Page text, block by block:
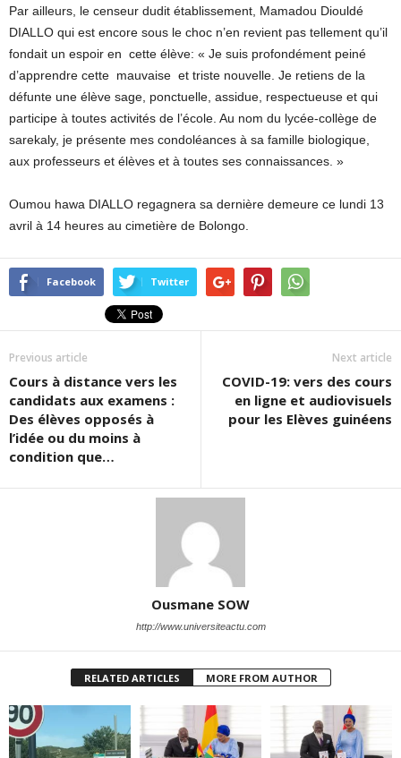
Par ailleurs, le censeur dudit établissement, Mamadou Diouldé
DIALLO qui est encore sous le choc n’en revient pas tellement qu’il
fondait un espoir en cette élève: « Je suis profondément peiné
d’apprendre cette mauvaise et triste nouvelle. Je retiens de la
défunte une élève sage, ponctuelle, assidue, respectueuse et qui
participe à toutes activités de l’école. Au nom du lycée-collège de
sarekaly, je présente mes condoléances à sa famille biologique,
aux professeurs et élèves et à toutes ses connaissances. »
Oumou hawa DIALLO regagnera sa dernière demeure ce lundi 13
avril à 14 heures au cimetière de Bolongo.
Facebook Twitter
Previous article
Cours à distance vers les
candidats aux examens :
Des élèves opposés à
l’idée ou du moins à
condition que…
Next article
COVID-19: vers des cours
en ligne et audiovisuels
pour les Elèves guinéens
Ousmane SOW
http://www.universiteactu.com
RELATED ARTICLES MORE FROM AUTHOR